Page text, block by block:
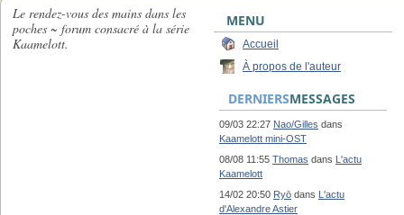
Le rendez-vous des mains dans les
poches ~ forum consacré à la série
Kaamelott.
MENU
Accueil
À propos de l'auteur
DERNIERSMESSAGES
09/03 22:27 Nao/Gilles dans
Kaamelott mini-OST
08/08 11:55 Thomas dans L'actu
Kaamelott
14/02 20:50 Ryō dans L'actu
d'Alexandre Astier